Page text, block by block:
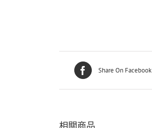
Share On Facebook